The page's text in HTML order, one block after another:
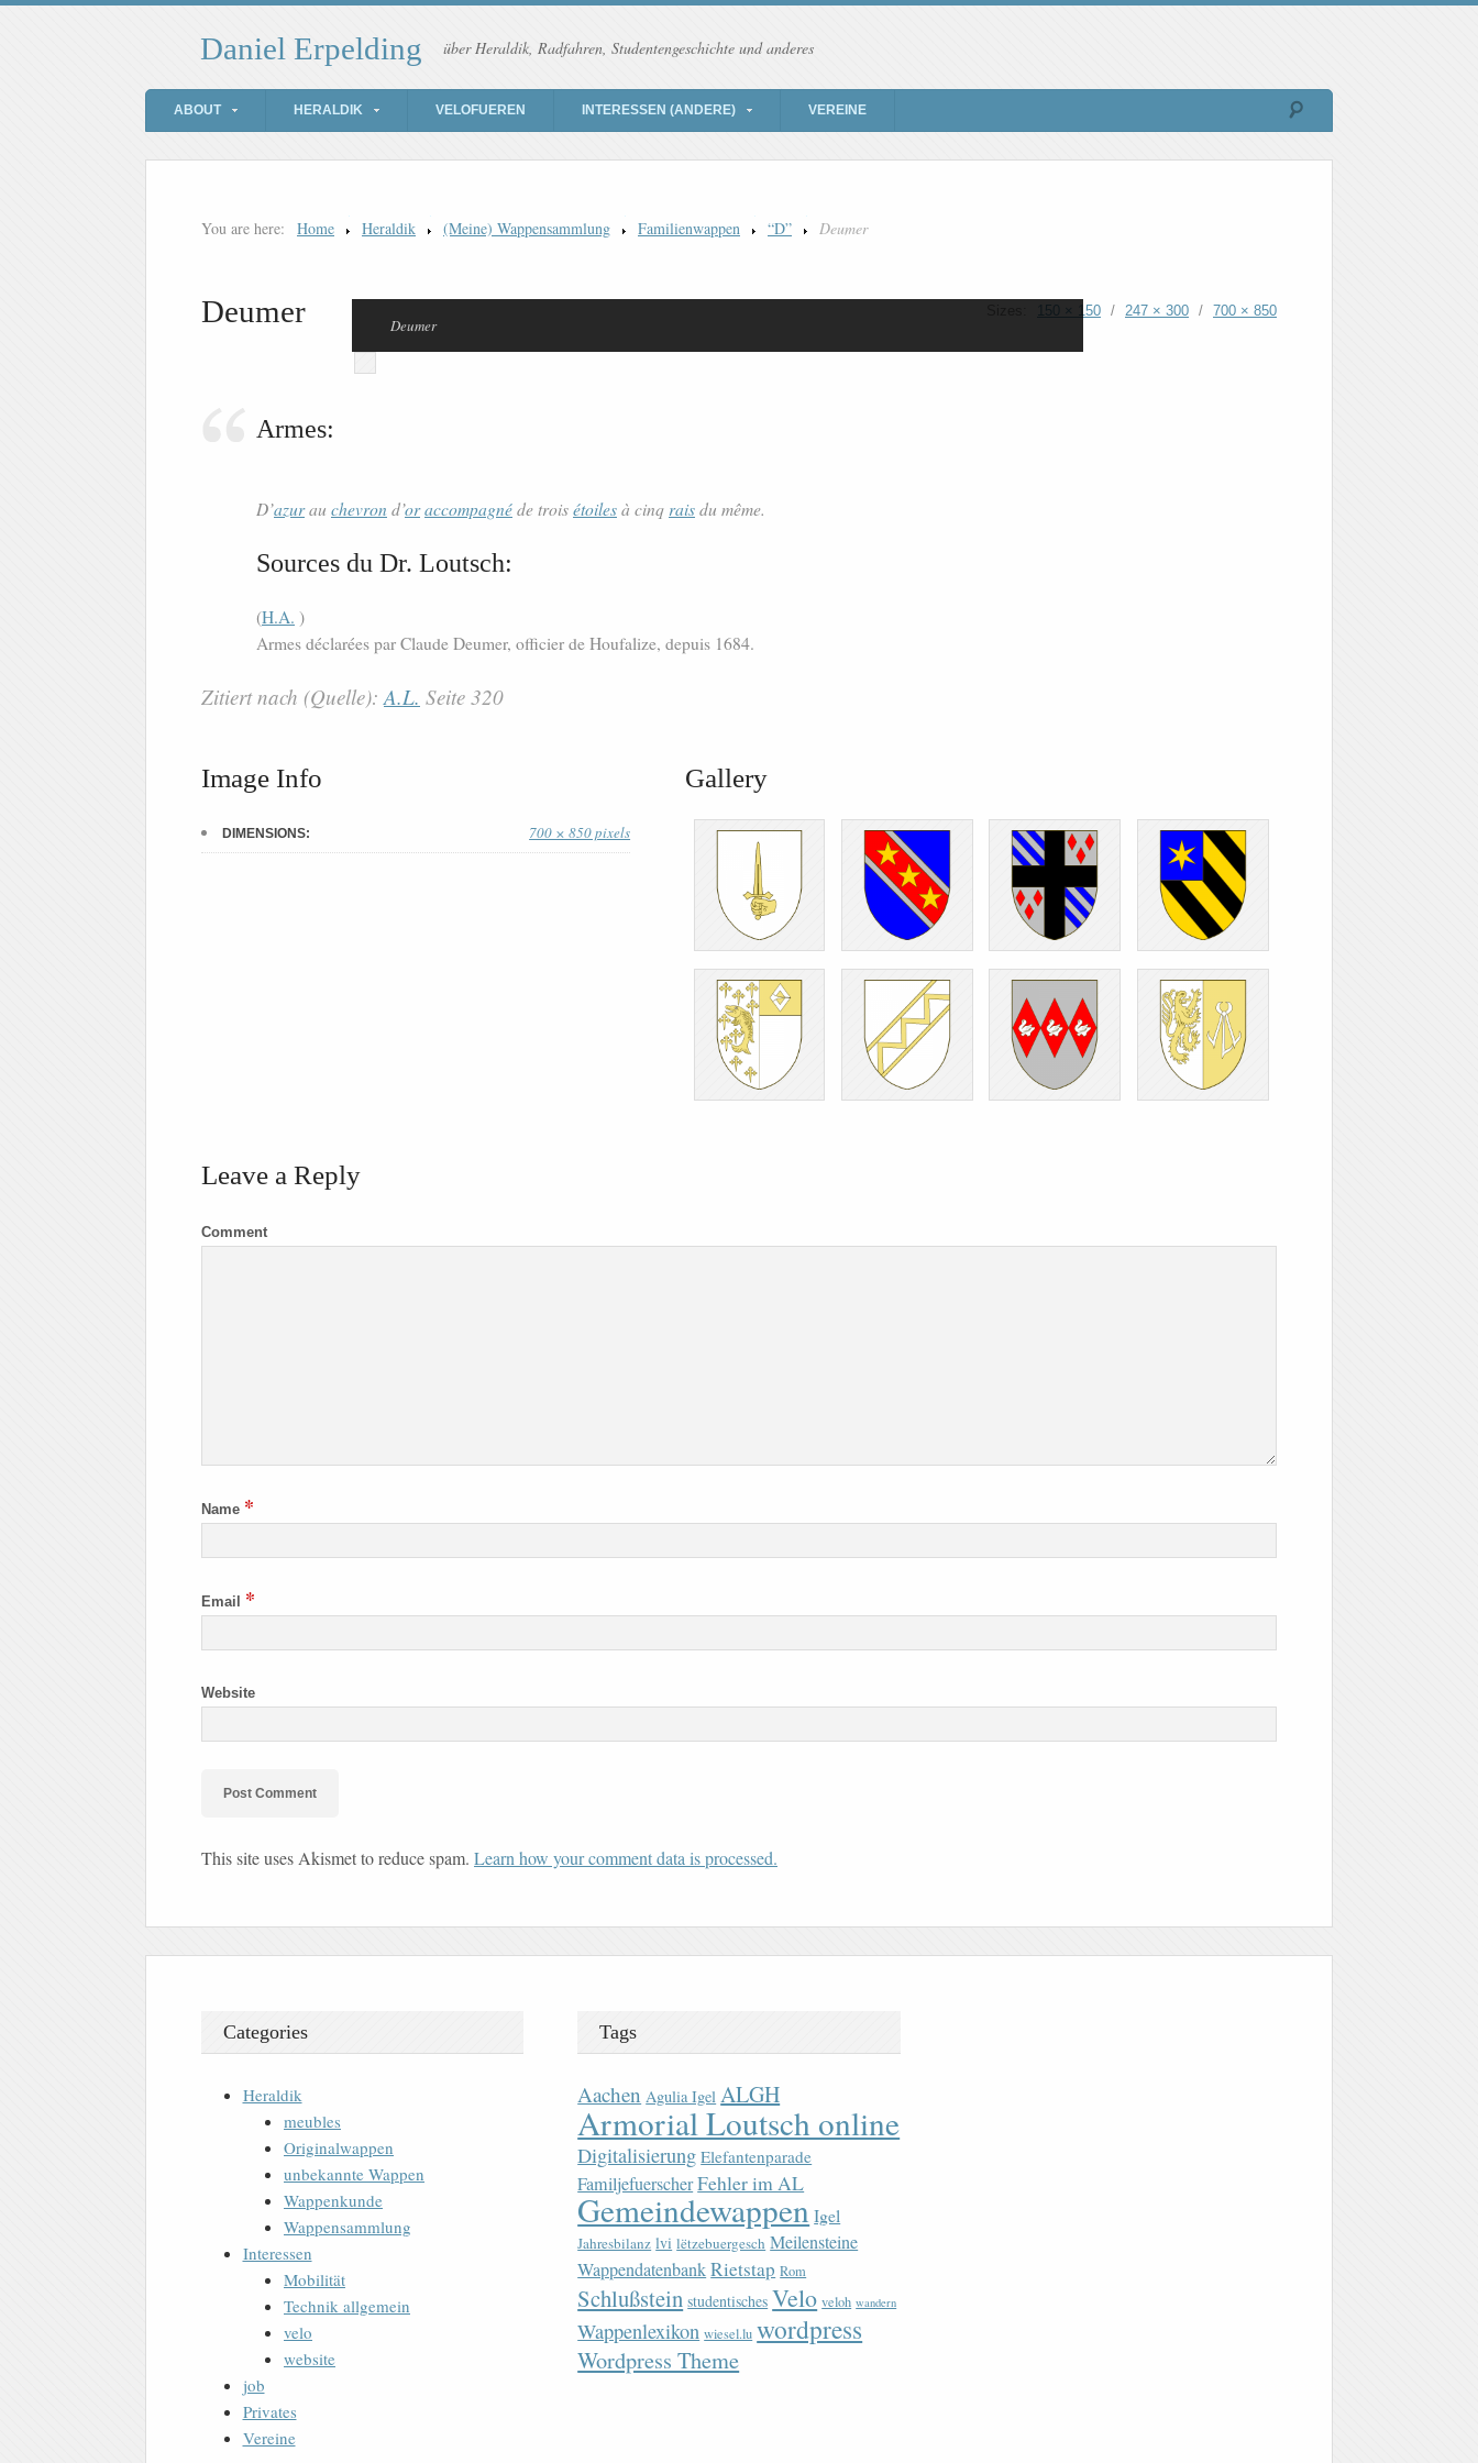
Daniel Erpelding über Heraldik, Radfahren, Studentengeschichte und anderes
ABOUT HERALDIK VELOFUEREN INTERESSEN (ANDERE) VEREINE
You are here: Home Heraldik (Meine) Wappensammlung Familienwappen “D” Deumer
Deumer 150 × 150 / 247 × 300 / 700 × 850
Deumer
Armes:
D’azurau chevron d’oraccompagnéde troisétoilesà cinqraisdu même.
Sources du Dr. Loutsch:
(H.A. )
Armes déclarées par Claude Deumer, officier de Houfalize, depuis 1684.
Zitiert nach (Quelle):A.L. Seite 320
Image Info
DIMENSIONS: 700 × 850 pixels
Gallery
Leave a Reply
Comment
Name *
Email *
Website
This site uses Akismet to reduce spam. Learn how your comment data is processed.
Categories
Heraldik
meubles
Originalwappen
unbekannte Wappen
Wappenkunde
Wappensammlung
Interessen
Mobilität
Technik allgemein
velo
website
job
Privates
Vereine
Tags
Aachen Agulia Igel ALGH
Armorial Loutsch online
Digitalisierung Elefantenparade
FamiljefuerscherFehler im AL
Gemeindewappen Igel
Jahresbilanz lvi lëtzebuergesch Meilensteine
WappendatenbankRietstap Rom
Schlußstein studentisches Velo veloh wandern
Wappenlexikon wiesel.lu wordpress
Wordpress Theme